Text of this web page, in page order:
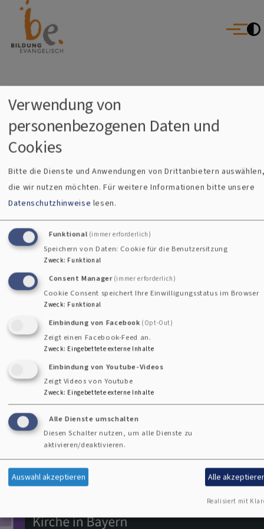
Direkt zum Inhalt
Bildung Evangelisch
Evangelische Erwachsenenbildung im Dekanat Erlangen | Villa
Schwabach
Menü
Breadcrumb
Startseite Veranstaltungen in den Gemeinden
Veranstaltungen in den
Gemeinden
KontaktformularInstagram Facebook YouTube
Kanal
Fußbereichsmenü
Impressum
Cookie-Einstellungen
Newsletter
Datenschutzerklärung
Anmelden
Verwendung von
personenbezogenen Daten und
Cookies
Bitte die Dienste und Anwendungen von Drittanbietern
die wir nutzen möchten.Für weitere Informationen bitte unsere
Datenschutzhinweise lesen.
Funktional (immer erforderlich)
Speichern von Daten: Cookie für die Benutzersitzung
Zweck: Funktional
Consent Manager (immer erforderlich)
Cookie Consent speichert Ihre Einwilligungsstatus im Browser
Zweck: Funktional
Einbindung von Facebook (Opt-Out)
Zeigt einen Facebook-Feed an.
Zweck: Eingebettete externe Inhalte
Einbindung von Youtube-Videos
Zeigt Videos von Youtube
Zweck: Eingebettete externe Inhalte
Alle Dienste umschalten
Diesen Schalter nutzen, um alle Dienste zu
aktivieren/deaktivieren.
Auswahl akzeptieren Alle
Realisiert mit